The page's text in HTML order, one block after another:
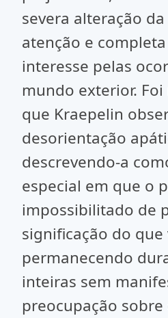
severa alteração
atenção e
interesse pelas
mundo exterior.
que Kraepelin
desorientação
descrevendo-a
especial em que o
impossibilitado de
significação do que
permanecendo
inteiras sem
preocupação